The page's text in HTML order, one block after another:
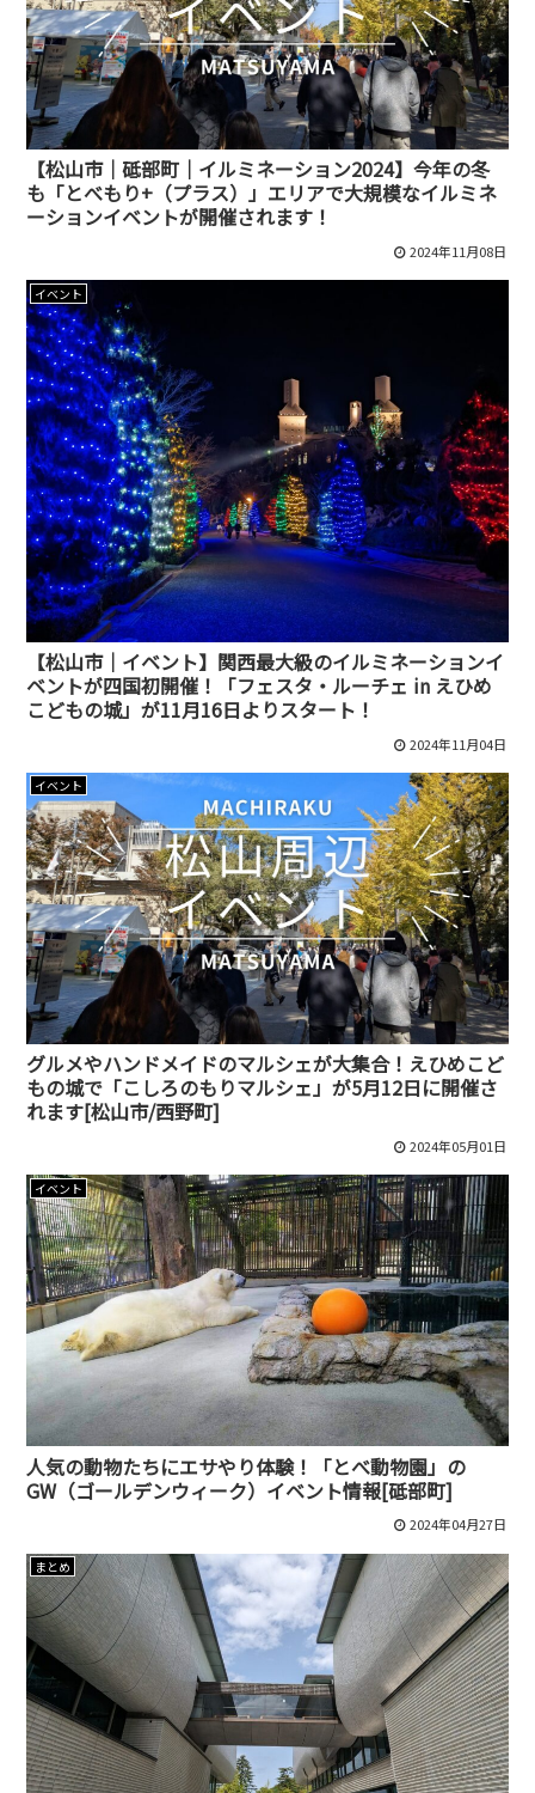
【松山市｜砥部町｜イルミネーション2024】今年の冬
も「とべもり+（プラス）」エリアで大規模なイルミネ
ーションイベントが開催されます！
2024年11月08日
イベント
【松山市｜イベント】関西最大級のイルミネーションイ
ベントが四国初開催！「フェスタ・ルーチェ in えひめ
こどもの城」が11月16日よりスタート！
2024年11月04日
イベント
グルメやハンドメイドのマルシェが大集合！えひめこど
もの城で「こしろのもりマルシェ」が5月12日に開催さ
れます[松山市/西野町]
2024年05月01日
イベント
人気の動物たちにエサやり体験！「とべ動物園」の
GW（ゴールデンウィーク）イベント情報[砥部町]
2024年04月27日
まとめ